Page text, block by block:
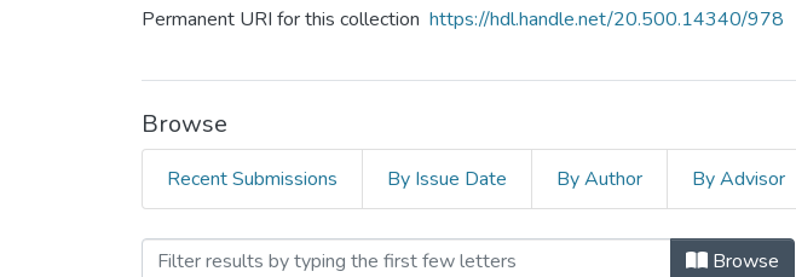
Permanent URI for this collection https://hdl.handle.net/20.500.14340/978
Browse
Recent Submissions By Issue Date By Author By Advisor
Browsing Artículos by Subject "IDENTIDAD"
Browse